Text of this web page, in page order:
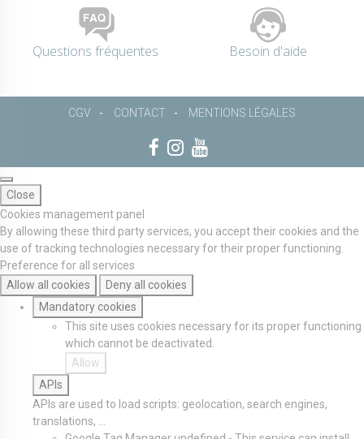
Questions fréquentes Besoin d'aide
CGV CONTACT MENTIONS LÉGALES
Close
Cookies management panel
By allowing these third party services, you accept their cookies and the
use of tracking technologies necessary for their proper functioning.
Preference for all services
Allow all cookies
Deny all cookies
Mandatory cookies
This site uses cookies necessary for its proper functioning
which cannot be deactivated.
Allow
APIs
APIs are used to load scripts: geolocation, search engines,
translations, ...